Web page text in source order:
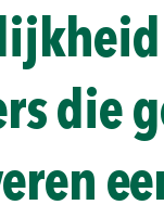
die